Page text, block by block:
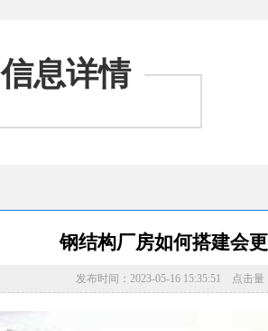
信息详情
钢结构厂房如何搭建会
发布时间：2023-05-16 15:35:51 点击量